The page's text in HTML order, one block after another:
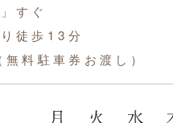
すぐ
徒歩13分
料駐車券お渡し）